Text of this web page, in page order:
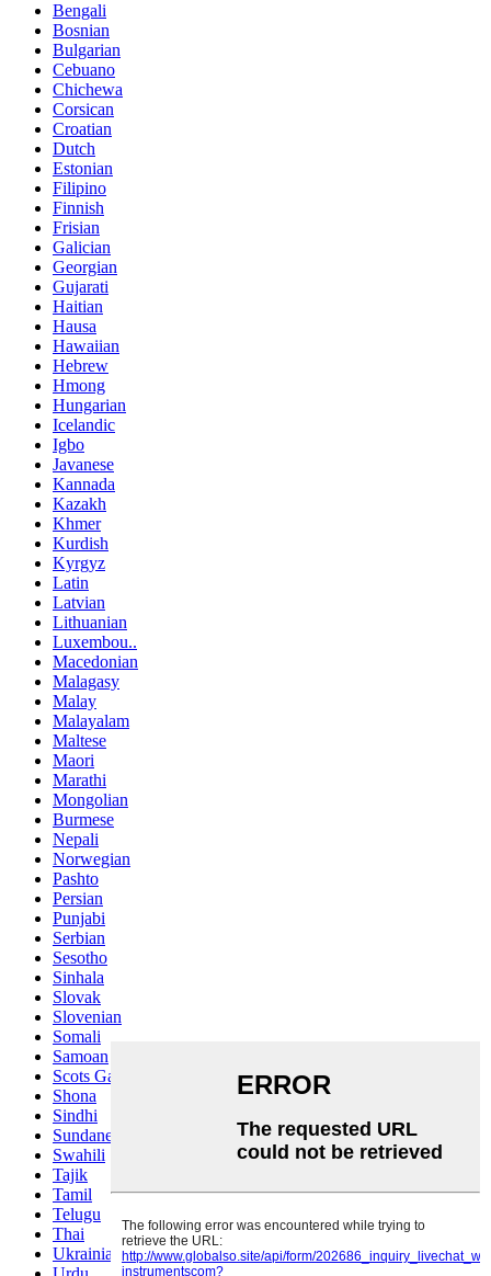
Bengali
Bosnian
Bulgarian
Cebuano
Chichewa
Corsican
Croatian
Dutch
Estonian
Filipino
Finnish
Frisian
Galician
Georgian
Gujarati
Haitian
Hausa
Hawaiian
Hebrew
Hmong
Hungarian
Icelandic
Igbo
Javanese
Kannada
Kazakh
Khmer
Kurdish
Kyrgyz
Latin
Latvian
Lithuanian
Luxembou..
Macedonian
Malagasy
Malay
Malayalam
Maltese
Maori
Marathi
Mongolian
Burmese
Nepali
Norwegian
Pashto
Persian
Punjabi
Serbian
Sesotho
Sinhala
Slovak
Slovenian
Somali
Samoan
Scots Gaelic
Shona
Sindhi
Sundanese
Swahili
Tajik
Tamil
Telugu
Thai
Ukrainian